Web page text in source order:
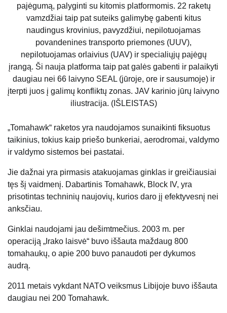
pajėgumą, palyginti su kitomis platformomis. 22 raketų
vamzdžiai taip pat suteiks galimybę gabenti kitus
naudingus krovinius, pavyzdžiui, nepilotuojamas
povandenines transporto priemones (UUV),
nepilotuojamas orlaivius (UAV) ir specialiųjų pajėgų
įrangą. Ši nauja platforma taip pat galės gabenti ir palaikyti
daugiau nei 66 laivyno SEAL (jūroje, ore ir sausumoje) ir
įterpti juos į galimų konfliktų zonas. JAV karinio jūrų laivyno
iliustracija. (IŠLEISTAS)
„Tomahawk“ raketos yra naudojamos sunaikinti fiksuotus
taikinius, tokius kaip priešo bunkeriai, aerodromai, valdymo
ir valdymo sistemos bei pastatai.
Jie dažnai yra pirmasis atakuojamas ginklas ir greičiausiai
tęs šį vaidmenį. Dabartinis Tomahawk, Block IV, yra
prisotintas techninių naujovių, kurios daro jį efektyvesnį nei
anksčiau.
Ginklai naudojami jau dešimtmečius. 2003 m. per
operaciją „Irako laisvė“ buvo iššauta maždaug 800
tomahaukų, o apie 200 buvo panaudoti per dykumos
audrą.
2011 metais vykdant NATO veiksmus Libijoje buvo iššauta
daugiau nei 200 Tomahawk.